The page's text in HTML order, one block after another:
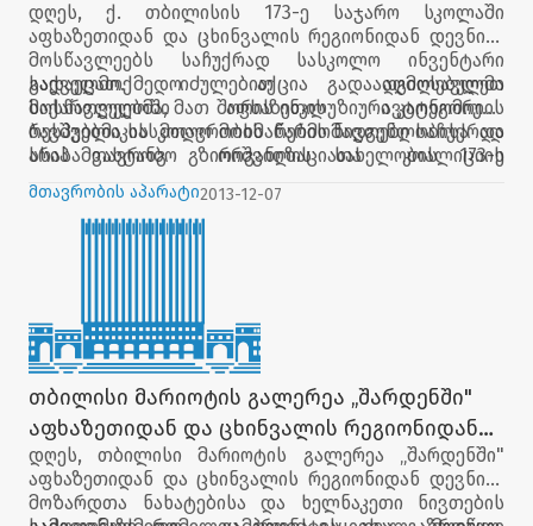
გადაეცათ
დღეს, ქ. თბილისის 173-ე საჯარო სკოლაში
აფხაზეთიდან და ცხინვალის რეგიონიდან დევნილ
მოსწავლეებს საჩუქრად სასკოლო ინვენტარი
გადაეცათ. იძულებით გადაადგილებულმა
მოსწავლეებმა, მათ შორის ინკლუზიური კატეგორიის
ბავშვებმა სასკოლო მოხმარების ნივთები საჩუქრად
არასამთავრობო ორგანიზაციათა კოალიციის
პრეზიდენტის მზია თოდუას მხარადჭერით მიიღო.
სასკოლო ნივთები პირველიდან მესამე კლასის
ჩათვლით 73 მოსწავლეს დაურიგდა.
საქველმოქმედო აქცია აღმოსავლეთ
საქართველოში აფხაზეთის ავტონომიური
რესპუბლიკის მთავრობის წარმომადგენლობისა და
სსიპ ვახტანგ გზირიშვილის სახელობის 173-ე
საჯარო სკოლის დირექტორის შორენა ბუნტურის
ორგანიზებით მოეწყო.
მთავრობის აპარატი2013-12-07
თბილისი მარიოტის გალერეა „შარდენში"
აფხაზეთიდან და ცხინვალის რეგიონიდან
დევნილ მოზარდთა ნახატებისა და
ხელნაკეთი ნივთების საქველმოქმედო
დღეს, თბილისი მარიოტის გალერეა „შარდენში"
აფხაზეთიდან და ცხინვალის რეგიონიდან დევნილ
მოზარდთა ნახატებისა და ხელნაკეთი ნივთების